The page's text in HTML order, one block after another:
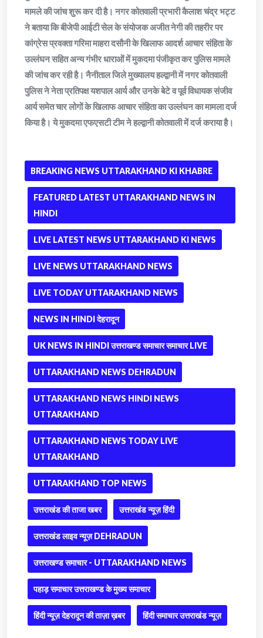
मामले की जांच शुरू कर दी है। नगर कोतवाली प्रभारी कैलाश चंद्र भट्ट
ने बताया कि बीजेपी आईटी सेल के संयोजक अजीत नेगी की तहरीर पर
कांग्रेस प्रवक्ता गरिमा माहरा दसौनी के खिलाफ आदर्श आचार संहिता के
उल्लंघन सहित अन्य गंभीर धाराओं में मुकदमा पंजीकृत कर पुलिस मामले
की जांच कर रही है। नैनीताल जिले मुख्यालय हल्द्वानी में नगर कोतवाली
पुलिस ने नेता प्रतिपक्ष यशपाल आर्य और उनके बेटे व पूर्व विधायक संजीव
आर्य समेत चार लोगों के खिलाफ आचार संहिता का उल्लंघन का मामला दर्ज
किया है। ये मुकदमा एफएसटी टीम ने हल्द्वानी कोतवाली में दर्ज कराया है।
BREAKING NEWS UTTARAKHAND KI KHABRE
FEATURED LATEST UTTARAKHAND NEWS IN
HINDI
LIVE LATEST NEWS UTTARAKHAND KI NEWS
LIVE NEWS UTTARAKHAND NEWS
LIVE TODAY UTTARAKHAND NEWS
NEWS IN HINDI देहरादून
UK NEWS IN HINDI उत्तराखण्ड समाचार समाचार LIVE
UTTARAKHAND NEWS DEHRADUN
UTTARAKHAND NEWS HINDI NEWS
UTTARAKHAND
UTTARAKHAND NEWS TODAY LIVE
UTTARAKHAND
UTTARAKHAND TOP NEWS
उत्तराखंड की ताजा खबर उत्तराखंड न्यूज़ हिंदी
उत्तराखंड लाइव न्यूज़ DEHRADUN
उत्तराखण्ड समाचार - UTTARAKHAND NEWS
पहाड़ समाचार उत्तराखण्ड के मुख्य समाचार
हिंदी न्यूज़ देहरादून की ताज़ा ख़बर हिंदी समाचार उत्तराखंड न्यूज़